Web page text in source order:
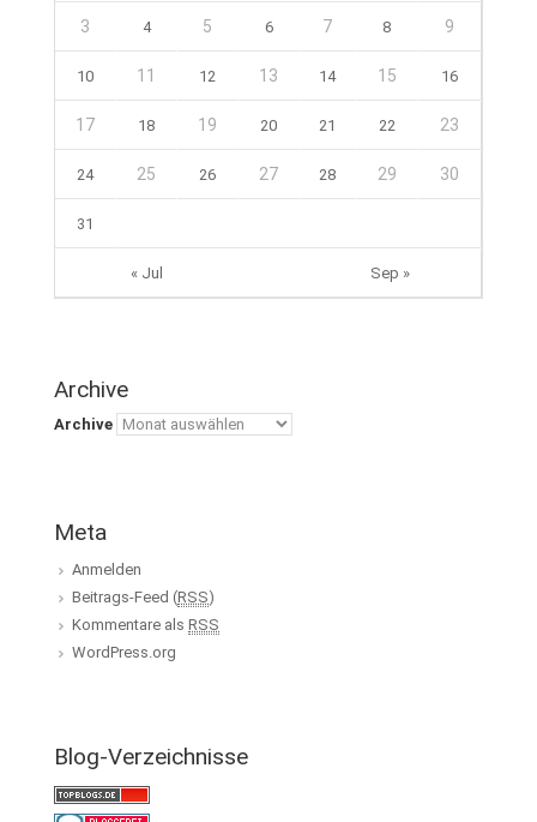
« Jul Sep »
3 4 5 6 7 8 9
10 11 12 13 14 15 16
17 18 19 20 21 22 23
24 25 26 27 28 29 30
31
Archive
Archive
Meta
Anmelden
Beitrags-Feed (RSS)
Kommentare als RSS
WordPress.org
Blog-Verzeichnisse